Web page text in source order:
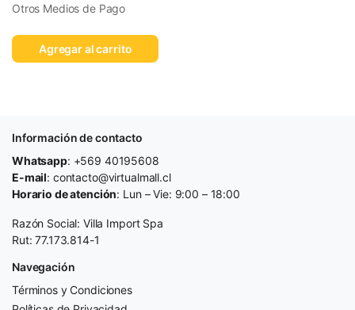
Otros Medios de Pago
Agregar al carrito
Información de contacto
Whatsapp: +569 40195608
E-mail: contacto@virtualmall.cl
Horario de atención: Lun – Vie: 9:00 – 18:00
Razón Social: Villa Import Spa
Rut: 77.173.814-1
Navegación
Términos y Condiciones